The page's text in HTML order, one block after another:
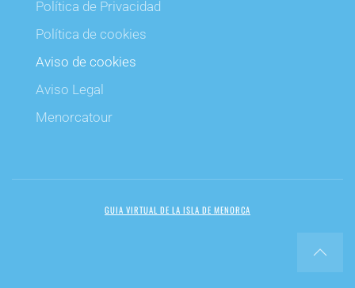
Política de Privacidad
Política de cookies
Aviso de cookies
Aviso Legal
Menorcatour
GUIA VIRTUAL DE LA ISLA DE MENORCA